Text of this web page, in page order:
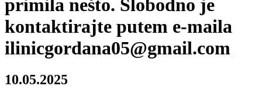
primila nešto. Slobodno je
kontaktirajte putem e-maila
ilinicgordana05@gmail.com
10.05.2025